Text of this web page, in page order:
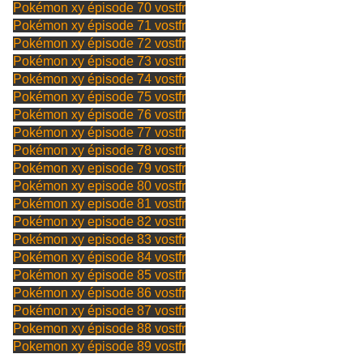
Pokémon xy épisode 70 vostfr
Pokémon xy épisode 71 vostfr
Pokémon xy épisode 72 vostfr
Pokémon xy épisode 73 vostfr
Pokémon xy épisode 74 vostfr
Pokémon xy épisode 75 vostfr
Pokémon xy épisode 76 vostfr
Pokémon xy épisode 77 vostfr
Pokémon xy épisode 78 vostfr
Pokémon xy episode 79 vostfr
Pokémon xy episode 80 vostfr
Pokémon xy episode 81 vostfr
Pokémon xy episode 82 vostfr
Pokémon xy episode 83 vostfr
Pokémon xy épisode 84 vostfr
Pokémon xy épisode 85 vostfr
Pokémon xy épisode 86 vostfr
Pokémon xy épisode 87 vostfr
Pokemon xy épisode 88 vostfr
Pokemon xy épisode 89 vostfr